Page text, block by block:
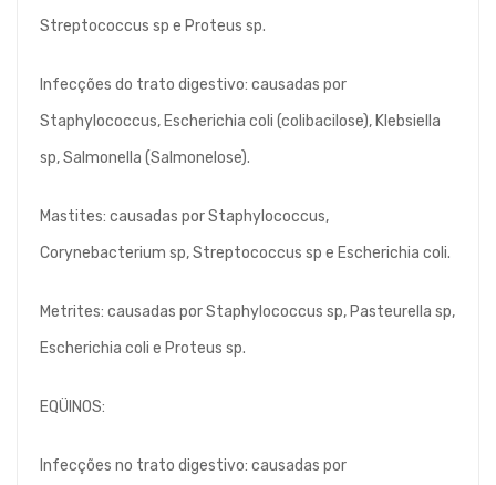
Streptococcus sp e Proteus sp.
Infecções do trato digestivo: causadas por
Staphylococcus, Escherichia coli (colibacilose), Klebsiella
sp, Salmonella (Salmonelose).
Mastites: causadas por Staphylococcus,
Corynebacterium sp, Streptococcus sp e Escherichia coli.
Metrites: causadas por Staphylococcus sp, Pasteurella sp,
Escherichia coli e Proteus sp.
EQÜINOS:
Infecções no trato digestivo: causadas por